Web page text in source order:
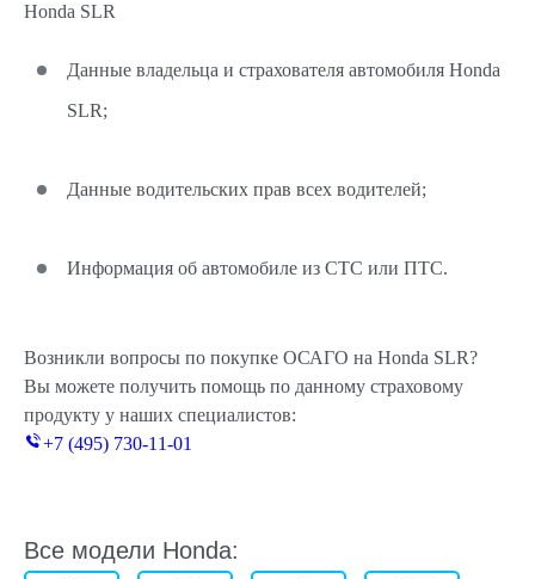
Honda SLR
Данные владельца и страхователя автомобиля Honda
SLR;
Данные водительских прав всех водителей;
Информация об автомобиле из СТС или ПТС.
Возникли вопросы по покупке ОСАГО на Honda SLR?
Вы можете получить помощь по данному страховому
продукту у наших специалистов:
+7 (495) 730-11-01
Все модели Honda: